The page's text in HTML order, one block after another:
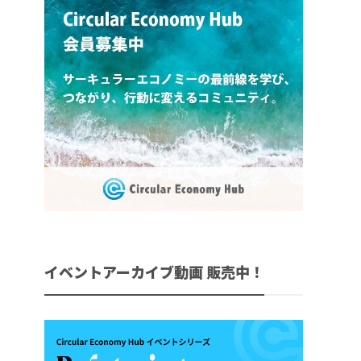
イベントアーカイブ動画 販売中！